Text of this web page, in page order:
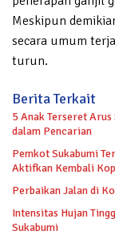
Meskipun
secara umum
turun.
Berita Terkait
5 Anak Terseret
dalam Pencarian
Pemkot Sukabumi
Aktifkan Kembali
Perbaikan Jalan di
Intensitas Hujan
Sukabumi